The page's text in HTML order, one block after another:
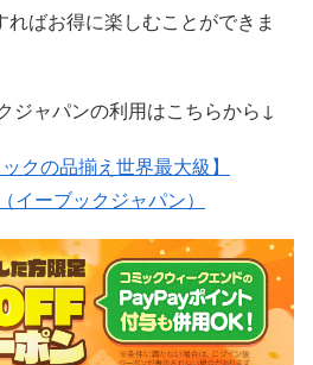
ばお得に楽しむことができま
ジャパンの利用はこちらから↓
クの品揃え世界最大級】
イーブックジャパン）